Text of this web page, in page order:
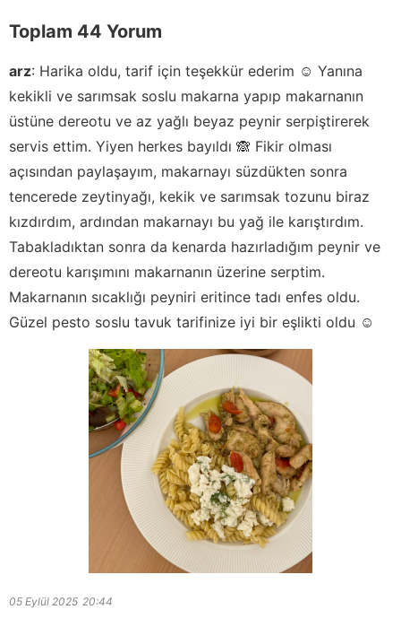
Toplam 44 Yorum
arz: Harika oldu, tarif için teşekkür ederim ☺️ Yanına
kekikli ve sarımsak soslu makarna yapıp makarnanın
üstüne dereotu ve az yağlı beyaz peynir serpiştirerek
servis ettim. Yiyen herkes bayıldı 🙈 Fikir olması
açısından paylaşayım, makarnayı süzdükten sonra
tencerede zeytinyağı, kekik ve sarımsak tozunu biraz
kızdırdım, ardından makarnayı bu yağ ile karıştırdım.
Tabakladıktan sonra da kenarda hazırladığım peynir ve
dereotu karışımını makarnanın üzerine serptim.
Makarnanın sıcaklığı peyniri eritince tadı enfes oldu.
Güzel pesto soslu tavuk tarifinize iyi bir eşlikti oldu ☺️
05 Eylül 2025 20:44